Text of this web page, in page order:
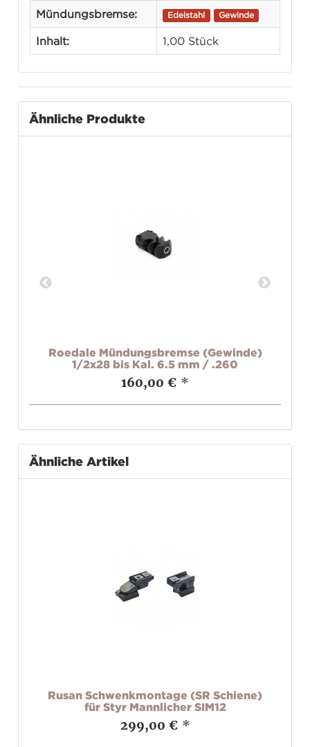
Mündungsbremse: Edelstahl Gewinde
Inhalt: 1,00 Stück
Ähnliche Produkte
Roedale Mündungsbremse (Gewinde)
1/2x28 bis Kal. 6.5 mm / .260
160,00 € *
Ähnliche Artikel
Rusan Schwenkmontage (SR Schiene)
für Styr Mannlicher SIM12
299,00 € *